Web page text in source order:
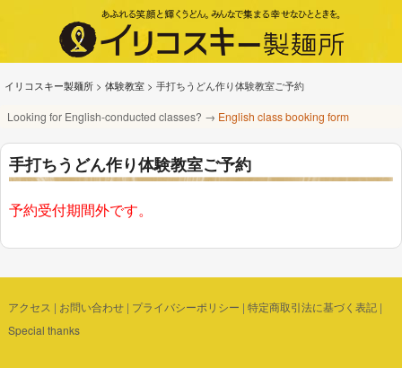
イリコスキー製麺所 > 体験教室 > 手打ちうどん作り体験教室ご予約
Looking for English-conducted classes? → English class booking form
手打ちうどん作り体験教室ご予約
予約受付期間外です。
アクセス | お問い合わせ| プライバシーポリシー | 特定商取引法に基づく表記|
Special thanks